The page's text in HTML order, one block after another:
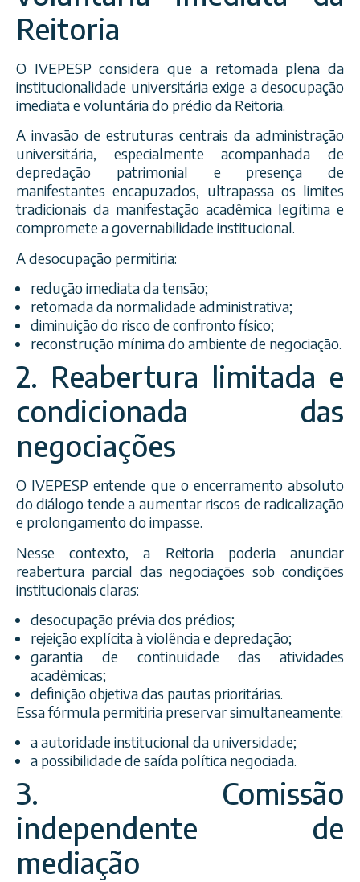
Reitoria
O IVEPESP considera que a retomada plena da
institucionalidade universitária exige a desocupação
imediata e voluntária do prédio da Reitoria.
A invasão de estruturas centrais da administração
universitária, especialmente acompanhada de
depredação patrimonial e presença de
manifestantes encapuzados, ultrapassa os limites
tradicionais da manifestação acadêmica legítima e
compromete a governabilidade institucional.
A desocupação permitiria:
redução imediata da tensão;
retomada da normalidade administrativa;
diminuição do risco de confronto físico;
reconstrução mínima do ambiente de negociação.
2. Reabertura limitada e
condicionada das
negociações
O IVEPESP entende que o encerramento absoluto
do diálogo tende a aumentar riscos de radicalização
e prolongamento do impasse.
Nesse contexto, a Reitoria poderia anunciar
reabertura parcial das negociações sob condições
institucionais claras:
desocupação prévia dos prédios;
rejeição explícita à violência e depredação;
garantia de continuidade das atividades
acadêmicas;
definição objetiva das pautas prioritárias.
Essa fórmula permitiria preservar simultaneamente:
a autoridade institucional da universidade;
a possibilidade de saída política negociada.
3. Comissão
independente de
mediação